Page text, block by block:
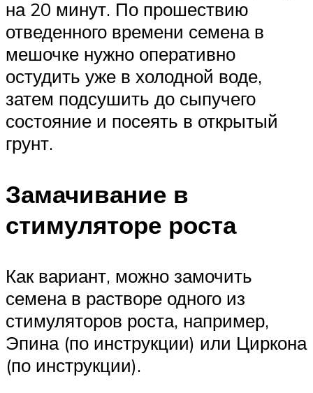
на 20 минут. По прошествию
отведенного времени семена в
мешочке нужно оперативно
остудить уже в холодной воде,
затем подсушить до сыпучего
состояние и посеять в открытый
грунт.
Замачивание в
стимуляторе роста
Как вариант, можно замочить
семена в растворе одного из
стимуляторов роста, например,
Эпина (по инструкции) или Циркона
(по инструкции).